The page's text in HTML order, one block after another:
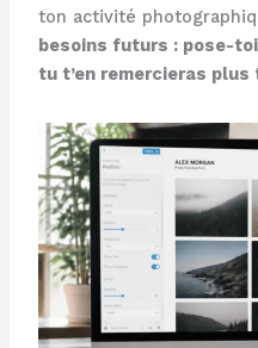
ton activité
besoins futurs : pose-
tu t’en remercieras plus